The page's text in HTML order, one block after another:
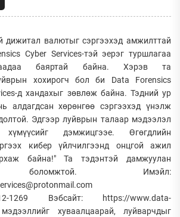
дижитал валютыг сэргээхэд амжилттай
Cyber Services-тэй эерэг туршлагаа
баяртай байна. Хэрэв та
хохирогч бол би Data Forensics
д хандахыг зөвлөж байна. Тэдний ур
алдагдсан хөрөнгөө сэргээхэд үнэлж
Эдгээр луйврын талаар мэдээлэл
дэмжицгээе. Өгөгдлийн
кибер үйлчилгээнд онцгой ажил
байна!" Та тэдэнтэй дамжуулан
боломжтой. Имэйл:
1269 Вэбсайт: https://www.data-
хуваалцаарай, луйварчдыг